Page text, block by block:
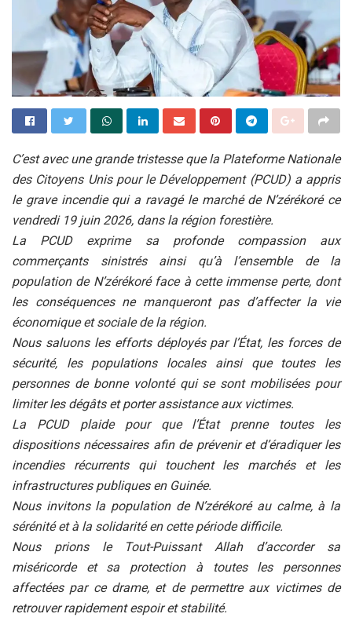
C’est avec une grande tristesse que la Plateforme Nationale
des Citoyens Unis pour le Développement (PCUD) a appris
le grave incendie qui a ravagé le marché de N’zérékoré ce
vendredi 19 juin 2026, dans la région forestière.
La PCUD exprime sa profonde compassion aux
commerçants sinistrés ainsi qu’à l’ensemble de la
population de N’zérékoré face à cette immense perte, dont
les conséquences ne manqueront pas d’affecter la vie
économique et sociale de la région.
Nous saluons les efforts déployés par l’État, les forces de
sécurité, les populations locales ainsi que toutes les
personnes de bonne volonté qui se sont mobilisées pour
limiter les dégâts et porter assistance aux victimes.
La PCUD plaide pour que l’État prenne toutes les
dispositions nécessaires afin de prévenir et d’éradiquer les
incendies récurrents qui touchent les marchés et les
infrastructures publiques en Guinée.
Nous invitons la population de N’zérékoré au calme, à la
sérénité et à la solidarité en cette période difficile.
Nous prions le Tout-Puissant Allah d’accorder sa
miséricorde et sa protection à toutes les personnes
affectées par ce drame, et de permettre aux victimes de
retrouver rapidement espoir et stabilité.